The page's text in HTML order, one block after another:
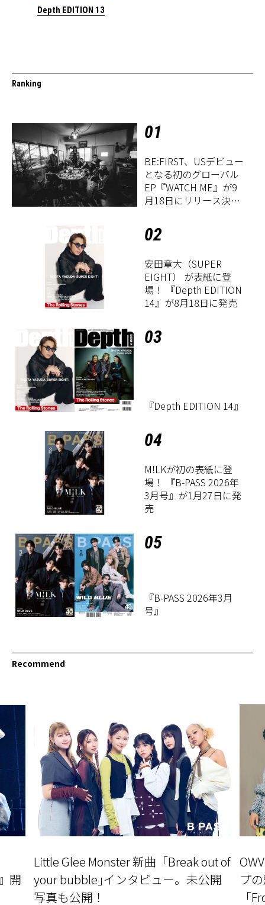
Depth EDITION 13
Ranking
01
BE:FIRST、USデビュー
となる初のグローバル
EP『WATCH ME』が9
月18日にリリース決
02
安田章大（SUPER
EIGHT） が表紙に登
場！ 『Depth EDITION
14』が8月18日に発売
03
『Depth EDITION 14』
04
M!LKが初の表紙に登
場！ 『B-PASS 2026年
3月号』が1月27日に発
売
05
『B-PASS 2026年3月
号』
Recommend
開
Little Glee Monster 新曲「Break out of
your bubble｣インタビュー。未公開
写真も公開！
プ
「